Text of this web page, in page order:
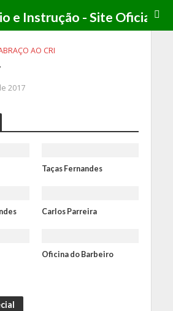
AO CRI
2017
Taças Fernandes
Carlos Parreira
Oficina do Barbeiro